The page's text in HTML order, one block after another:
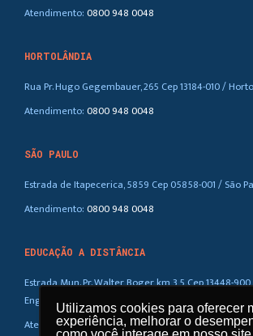
Utilizamos cookies para oferecer
experiência, melhorar o
Utilizamos cookies para oferecer
experiência, melhorar o
Atendimento:0800 948 0048
HORTOLÂNDIA
Rua Pr. Hugo Gegembauer, 265 Cep 13184-010 /
Atendimento:0800 948 0048
SÃO PAULO
Estrada de Itapecerica, 5859 Cep 05858-001 / São
Atendimento:0800 948 0048
EDUCAÇÃO A DISTÂNCIA
Estrada Mun. Pr. Walter Boger, km 3,5 Cep 13448-
Eng. Coelho – SP
Atendimento:0800 948 0048